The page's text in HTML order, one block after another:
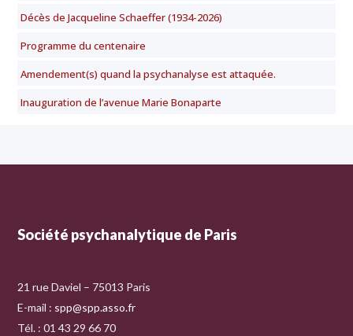
Décès de Jacqueline Schaeffer (1934-2026)
Programme du centenaire
Amendement(s) quand la psychanalyse est attaquée.
Inauguration de l’avenue Marie Bonaparte
Société psychanalytique de Paris
21 rue Daviel – 75013 Paris
E-mail : spp@spp.asso.fr
Tél. : 01 43 29 66 70